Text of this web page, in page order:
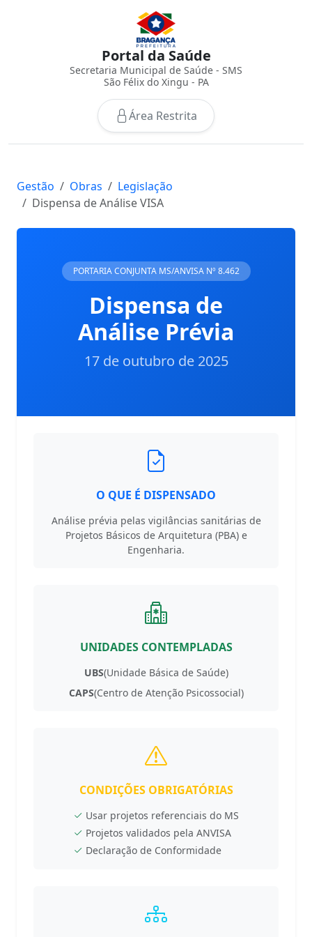
Portal da Saúde
Secretaria Municipal de Saúde - SMS
São Félix do Xingu - PA
Área Restrita
Gestão Obras
Legislação
Dispensa de Análise VISA
PORTARIA CONJUNTA MS/ANVISA Nº 8.462
Dispensa de
Análise Prévia
17 de outubro de 2025
O QUE É DISPENSADO
Análise prévia pelas vigilâncias sanitárias de
Projetos Básicos de Arquitetura (PBA) e
Engenharia.
UNIDADES CONTEMPLADAS
UBS(Unidade Básica de Saúde)
CAPS(Centro de Atenção Psicossocial)
CONDIÇÕES OBRIGATÓRIAS
Usar projetos referenciais do MS
Projetos validados pela ANVISA
Declaração de Conformidade